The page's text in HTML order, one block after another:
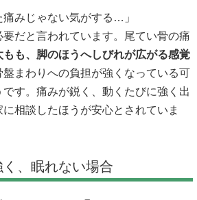
痛みじゃない気がする…」
だと言われています。尾てい骨の痛
もも、脚のほうへしびれが広がる感覚
まわりへの負担が強くなっている可
す。痛みが鋭く、動くたびに強く出
相談したほうが安心とされていま
、眠れない場合